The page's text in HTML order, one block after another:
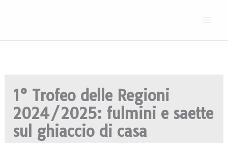
1° Trofeo delle Regioni
2024/2025: fulmini e saette
sul ghiaccio di casa